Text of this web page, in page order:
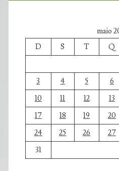
maio
D
S T Q
3
4 5 6
10
11 12 13
17
18 19 20
24
25 26 27
31